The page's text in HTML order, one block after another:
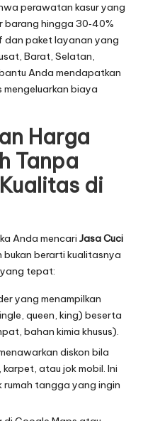
perawatan kasur yang
barang hingga 30‑40%
dan paket layanan yang
Barat, Selatan,
Anda mendapatkan
biaya
Harga
Tanpa
di
Anda mencari Jasa Cuci
bukan berarti kualitasnya
yang tepat:
yang menampilkan
queen, king) beserta
bahan kimia khusus).
diskon bila
atau jok mobil. Ini
rumah tangga yang ingin